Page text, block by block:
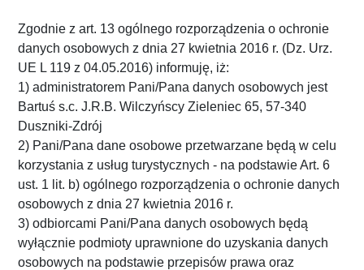
Zgodnie z art. 13 ogólnego rozporządzenia o ochronie
danych osobowych z dnia 27 kwietnia 2016 r. (Dz. Urz.
UE L 119 z 04.05.2016) informuję, iż:
1) administratorem Pani/Pana danych osobowych jest
Bartuś s.c. J.R.B. Wilczyńscy Zieleniec 65, 57-340
Duszniki-Zdrój
2) Pani/Pana dane osobowe przetwarzane będą w celu
korzystania z usług turystycznych - na podstawie Art. 6
ust. 1 lit. b) ogólnego rozporządzenia o ochronie danych
osobowych z dnia 27 kwietnia 2016 r.
3) odbiorcami Pani/Pana danych osobowych będą
wyłącznie podmioty uprawnione do uzyskania danych
osobowych na podstawie przepisów prawa oraz